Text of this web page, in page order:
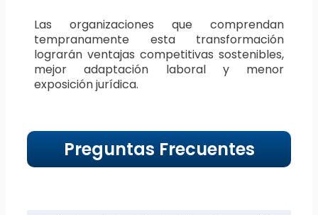
Las organizaciones que comprendan
tempranamente esta transformación
lograrán ventajas competitivas sostenibles,
mejor adaptación laboral y menor
exposición jurídica.
Preguntas Frecuentes